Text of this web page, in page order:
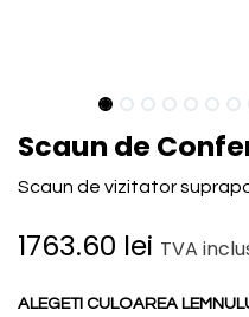
Scaun de
Scaun de vizitator
1763.60 lei TVA
ALEGETI CULOAREA